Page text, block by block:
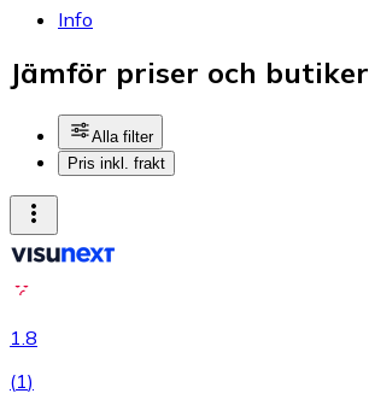
Info
Jämför priser och butiker
Alla filter
Pris inkl. frakt
1.8
(1)